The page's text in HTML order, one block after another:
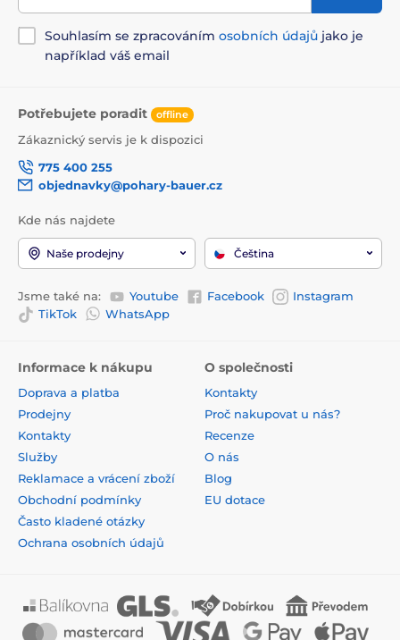
Souhlasím se zpracováním osobních údajů jako je
například váš email
Potřebujete poradit offline
Zákaznický servis je k dispozici
775 400 255
objednavky@pohary-bauer.cz
Kde nás najdete
Naše prodejny Čeština
Jsme také na: Youtube Facebook
Instagram
TikTok
WhatsApp
Informace k nákupu
Doprava a platba
Prodejny
Kontakty
Služby
Reklamace a vrácení zboží
Obchodní podmínky
Často kladené otázky
Ochrana osobních údajů
O společnosti
Kontakty
Proč nakupovat u nás?
Recenze
O nás
Blog
EU dotace